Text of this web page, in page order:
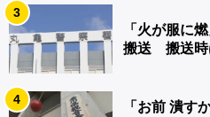
3
「火が服に
搬送 搬送時
4
「お前 潰す